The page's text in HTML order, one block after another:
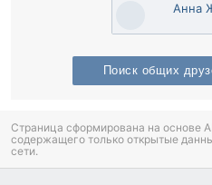
Анна
Поиск общих
Страница сформирована на основе
содержащего только открытые
сети.